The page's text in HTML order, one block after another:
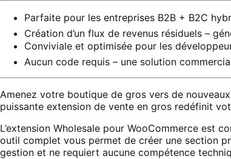
Parfaite pour les entreprises B2B + B2C
Création d’un flux de revenus résiduels –
Conviviale et optimisée pour les
Aucun code requis – une solution
Amenez votre boutique de gros vers de
puissante extension de vente en gros redéfinit
L’extension Wholesale pour WooCommerce est
outil complet vous permet de créer une section
gestion et ne requiert aucune compétence